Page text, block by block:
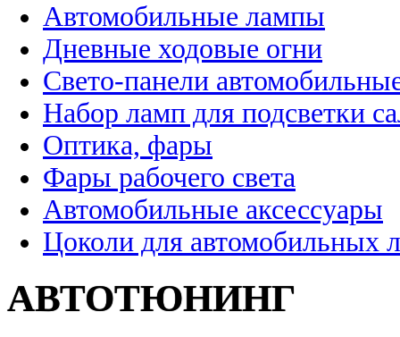
Автомобильные лампы
Дневные ходовые огни
Свето-панели
Набор ламп для подсветки
Оптика, фары
Фары рабочего света
Автомобильные аксессуары
Цоколи для автомобильных
АВТОТЮНИНГ